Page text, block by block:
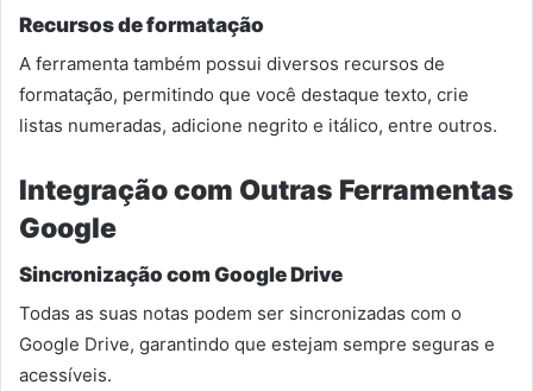
Recursos de formatação
A ferramenta também possui diversos recursos de
formatação, permitindo que você destaque texto, crie
listas numeradas, adicione negrito e itálico, entre outros.
Integração com Outras Ferramentas
Google
Sincronização com Google Drive
Todas as suas notas podem ser sincronizadas com o
Google Drive, garantindo que estejam sempre seguras e
acessíveis.